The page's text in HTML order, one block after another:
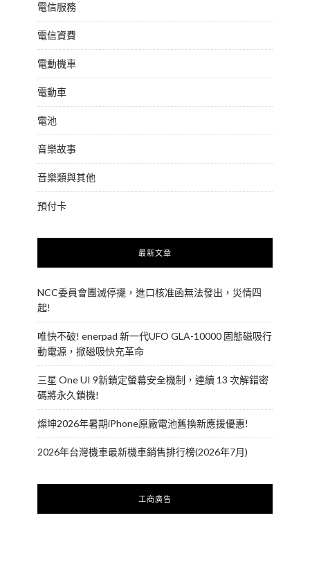
電信服務
電信資費
電動機車
電動車
電池
音樂故事
音樂類與其他
預付卡
最新文章
NCC委員會團滅停擺，進口核准函無法發出，災情四
起!
唯快不破! enerpad 新一代UFO GLA-10000 固態磁吸行
動電源，掀磁吸快充革命
三星 One UI 9新鎖定螢幕安全機制，連續 13 次解錯密
碼將永久鎖機!
燦坤2026年暑期iPhone原廠電池舊換新應援優惠!
2026年台灣機車最新機車銷售排行榜(2026年7月)
工商廣告